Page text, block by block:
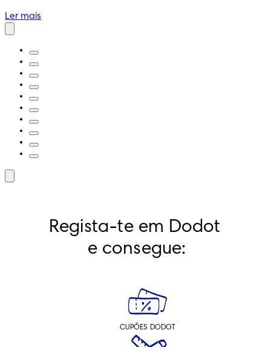
Ler mais
Regista-te em Dodot
e consegue:
CUPÕES DODOT